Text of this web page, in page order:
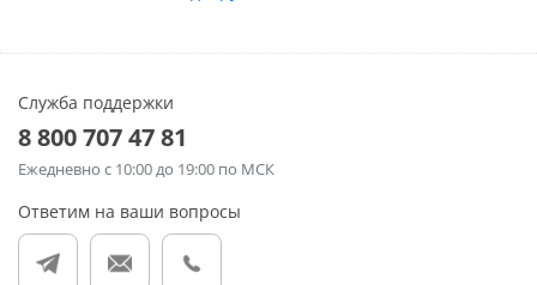
Служба поддержки
8 800 707 47 81
Ежедневно с 10:00 до 19:00 по МСК
Ответим на ваши вопросы